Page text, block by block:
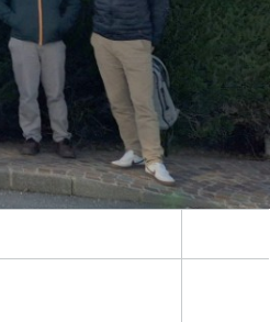
Festkörper-Quantencomputer.